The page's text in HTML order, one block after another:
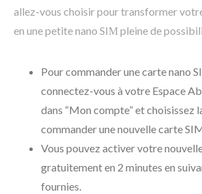
allez-vous choisir pour transformer
en une petite nano SIМ pleine de
Pour commander une carte nano
connectez-vous à votre Espace
dans “Mon compte” et choisissez
commander une nouvelle carte
Vous pouvez activer votre
gratuitement en 2 minutes en
fournies.